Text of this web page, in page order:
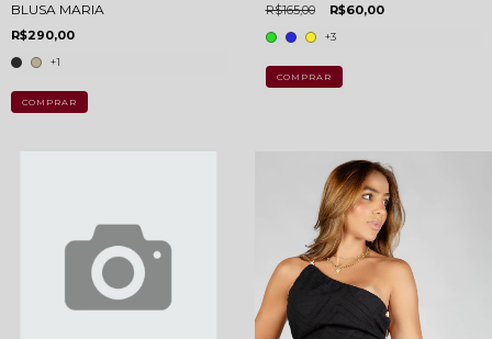
BLUSA MARIA
R$290,00
+1
COMPRAR
R$165,00 R$60,00
+3
COMPRAR